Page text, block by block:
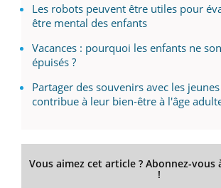
Les robots peuvent être utiles pour
être mental des enfants
Vacances : pourquoi les enfants ne
épuisés ?
Partager des souvenirs avec les
contribue à leur bien-être à l'âge
Vous aimez cet article ? Abonnez-vous
!